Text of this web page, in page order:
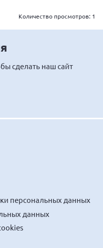
Количество просмотров: 1
сделать наш сайт
персональных данных
данных